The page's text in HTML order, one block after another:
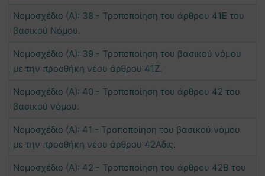
Νομοσχέδιο (Α): 38 - Τροποποίηση του άρθρου 41Ε του
βασικού Νόμου.
Νομοσχέδιο (Α): 39 - Τροποποίηση του βασικού νόμου
με την προσθήκη νέου άρθρου 41Ζ.
Νομοσχέδιο (Α): 40 - Τροποποίηση του άρθρου 42 του
βασικού νόμου.
Νομοσχέδιο (Α): 41 - Τροποποίηση του βασικού νόμου
με την προσθήκη νέου άρθρου 42Αδις.
Νομοσχέδιο (Α): 42 - Τροποποίηση του άρθρου 42Β του